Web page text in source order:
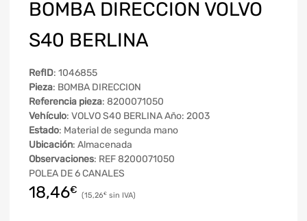
BOMBA DIRECCION VOLVO
S40 BERLINA
RefID: 1046855
Pieza: BOMBA DIRECCION
Referencia pieza: 8200071050
Vehículo: VOLVO S40 BERLINA Año: 2003
Estado: Material de segunda mano
Ubicación: Almacenada
Observaciones: REF 8200071050
POLEA DE 6 CANALES
18,46€ 15,26€